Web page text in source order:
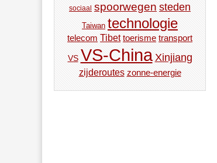
sociaal spoorwegen steden
Taiwan technologie
telecom Tibet toerisme transport
VS VS-China Xinjiang
zijderoutes zonne-energie